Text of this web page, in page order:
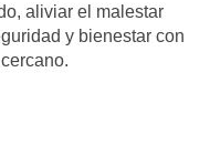
aliviar el malestar
y bienestar con